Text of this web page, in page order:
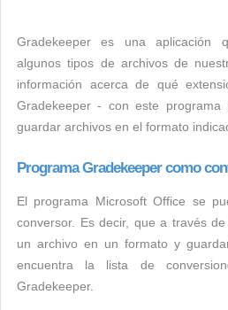
Gradekeeper es una aplicación
algunos tipos de archivos de
información acerca de qué
Gradekeeper - con este programa
guardar archivos en el formato
Programa Gradekeeper como
El programa Microsoft Office se
conversor. Es decir, que a través
un archivo en un formato y
encuentra la lista de
Gradekeeper.